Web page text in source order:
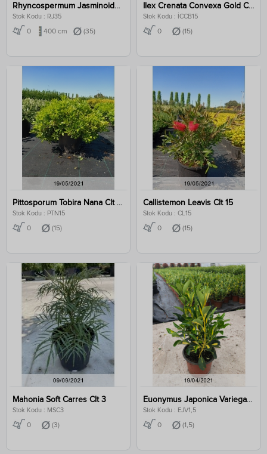
Rhyncospermum Jasminoides Clt 35 400-450 Cm
Stok Kodu : RJ35
0 400 cm (35)
Ilex Crenata Convexa Gold Clt 15
Stok Kodu : İCCB15
0 (15)
Pittosporum Tobira Nana Clt 15
Stok Kodu : PTN15
0 (15)
Callistemon Leavis Clt 15
Stok Kodu : CL15
0 (15)
Mahonia Soft Carres Clt 3
Stok Kodu : MSC3
0 (3)
Euonymus Japonica Variegata Clt 1,5
Stok Kodu : EJV1,5
0 (1,5)